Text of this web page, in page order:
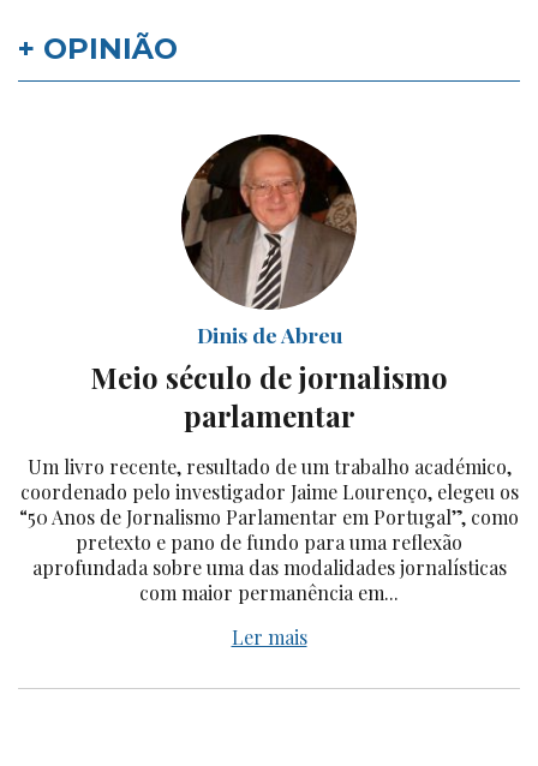
+ OPINIÃO
Dinis de Abreu
Meio século de jornalismo
parlamentar
Um livro recente, resultado de um trabalho académico,
coordenado pelo investigador Jaime Lourenço, elegeu os
“50 Anos de Jornalismo Parlamentar em Portugal”, como
pretexto e pano de fundo para uma reflexão
aprofundada sobre uma das modalidades jornalísticas
com maior permanência em...
Ler mais